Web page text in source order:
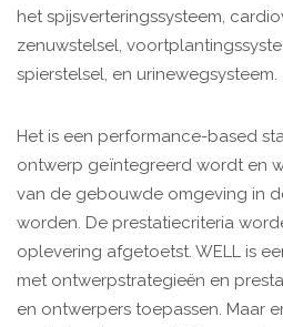
het spijsverteringssysteem,
zenuwstelsel,
spierstelsel, en urinewegsysteem.
Het is een performance-based
ontwerp geïntegreerd wordt en
van de gebouwde omgeving in
worden. De prestatiecriteria
oplevering afgetoetst. WELL is
met ontwerpstrategieën en
en ontwerpers toepassen. Maar